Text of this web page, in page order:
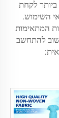
לקחת
השימוש.
המתאימות
להתחשב